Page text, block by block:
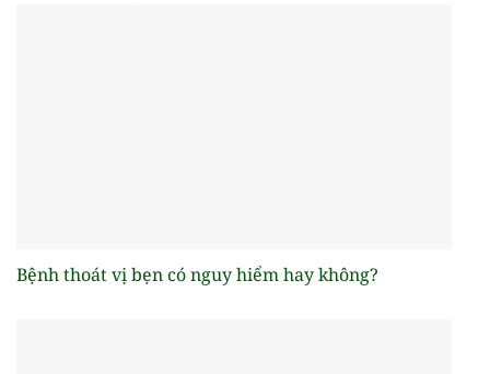
Bệnh thoát vị bẹn có nguy hiểm hay không?